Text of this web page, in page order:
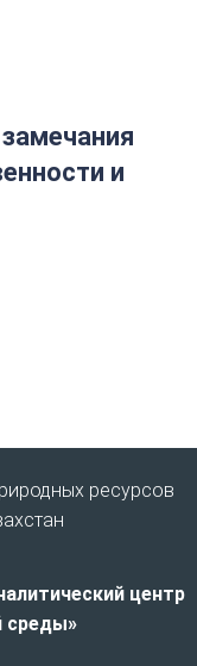
и
ресурсов
центр
среды»